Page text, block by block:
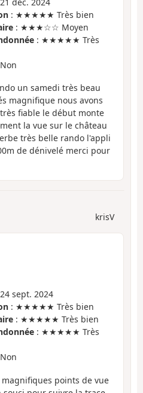
: ★★★★★ Très bien
: ★★★☆☆ Moyen
: ★★★★★ Très
un samedi très beau
magnifique nous avons
fiable le début monte
la vue sur le château
très belle rando l'appli
de dénivelé merci pour
krisV
sept. 2024
: ★★★★★ Très bien
: ★★★★★ Très bien
: ★★★★★ Très
points de vue